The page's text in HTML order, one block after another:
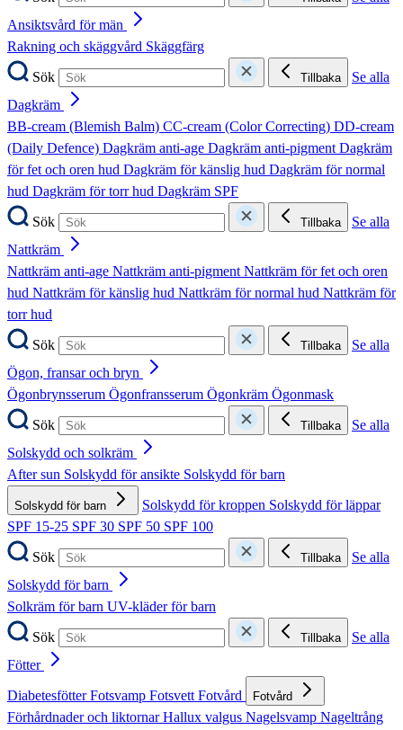
Ansiktsvård för män
Rakning och skäggvård Skäggfärg
Sök
Tillbaka
Se alla
Dagkräm
BB-cream (Blemish Balm) CC-cream (Color Correcting) DD-cream
(Daily Defence) Dagkräm anti-age Dagkräm anti-pigmentDagkräm
för fet och oren hud Dagkräm för känslig hud Dagkräm för normal
hud Dagkräm för torr hud Dagkräm SPF
Sök
Tillbaka
Se alla
Nattkräm
Nattkräm anti-age Nattkräm anti-pigmentNattkräm för fet och oren
hud Nattkräm för känslig hud Nattkräm för normal hud Nattkräm för
torr hud
Sök
Tillbaka
Se alla
Ögon, fransar och bryn
Ögonbrynsserum Ögonfransserum Ögonkräm Ögonmask
Sök
Tillbaka
Se alla
Solskydd och solkräm
After sun Solskydd för ansikte Solskydd för barn
Solskydd för barn Solskydd för kroppen Solskydd för läppar
SPF 15-25 SPF 30 SPF 50 SPF 100
Sök
Tillbaka
Se alla
Solskydd för barn
Solkräm för barn UV-kläder för barn
Sök
Tillbaka
Se alla
Fötter
DiabetesfötterFotsvamp FotsvettFotvård Fotvård
Förhårdnader och liktornarHallux valgus Nagelsvamp Nageltrång